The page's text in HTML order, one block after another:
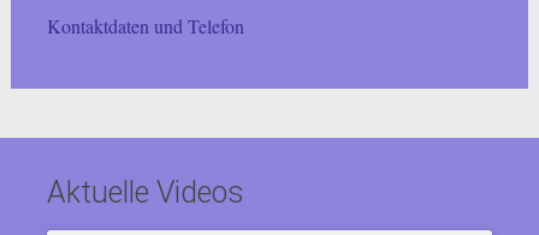
Kontaktdaten und Telefon
Aktuelle Videos